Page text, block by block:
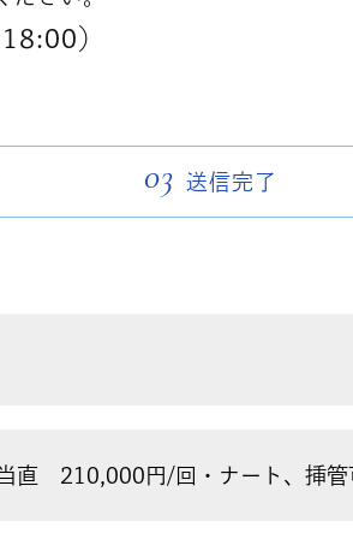
）
03 送信完了